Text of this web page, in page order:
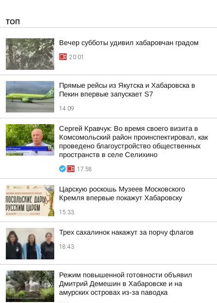
ТОП
Вечер субботы удивил хабаровчан градом
20:01
Прямые рейсы из Якутска и Хабаровска в
Пекин впервые запускает S7
14:09
Сергей Кравчук: Во время своего визита в
Комсомольский район проинспектировал, как
проведено благоустройство общественных
пространств в селе Селихино
17:58
Царскую роскошь Музеев Московского
Кремля впервые покажут Хабаровску
15:33
Трех сахалинок накажут за порчу флагов
18:43
Режим повышенной готовности объявил
Дмитрий Демешин в Хабаровске и на
амурских островах из-за паводка